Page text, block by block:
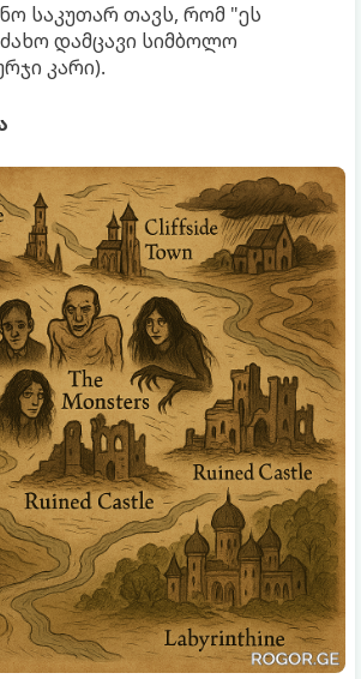
საკუთარ თავს, რომ "ეს
დამცავი სიმბოლო
კარი).